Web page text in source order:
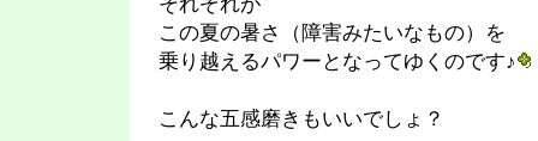
この夏の暑さ（障害みたいなもの）を
乗り越えるパワーとなってゆくのです♪
こんな五感磨きもいいでしょ？